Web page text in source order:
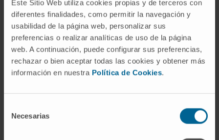
Este Sitio Web utiliza cookies propias y de terceros con
diferentes finalidades, como permitir la navegación y
usabilidad de la página web, personalizar sus
preferencias o realizar analíticas de uso de la página
web. A continuación, puede configurar sus preferencias,
rechazar o bien aceptar todas las cookies y obtener más
información en nuestra Política de Cookies.
Necesarias
Carlos Pastor y Jorge Baixauli, coordinadores de la
Unidad en ambas sedes.